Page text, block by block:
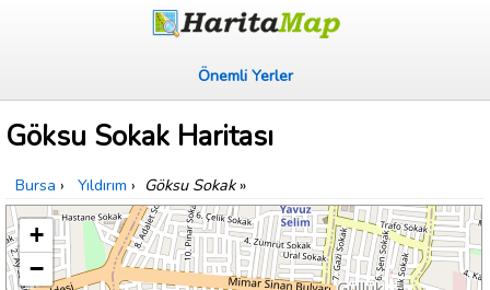
Önemli Yerler
Göksu Sokak Haritası
Bursa › Yıldırım › Göksu Sokak»
+
−